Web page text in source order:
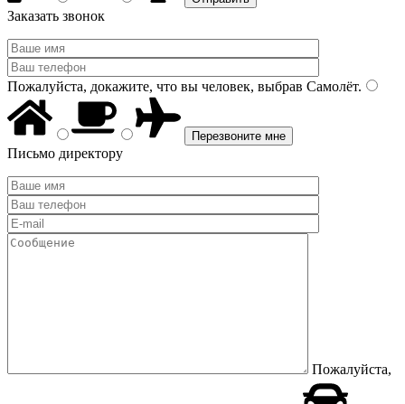
Заказать звонок
Пожалуйста, докажите, что вы человек, выбрав Самолёт.
Письмо директору
Пожалуйста,